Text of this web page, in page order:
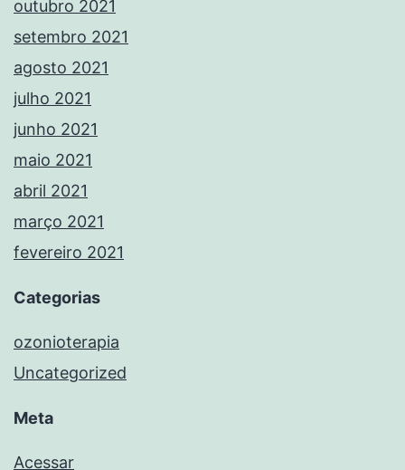
outubro 2021
setembro 2021
agosto 2021
julho 2021
junho 2021
maio 2021
abril 2021
março 2021
fevereiro 2021
Categorias
ozonioterapia
Uncategorized
Meta
Acessar